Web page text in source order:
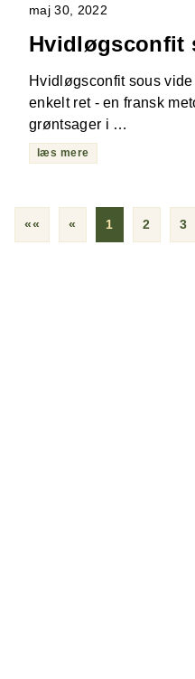
maj 30, 2022
Hvidløgsconfit
Hvidløgsconfit sous
enkelt ret - en fransk
grøntsager i …
læs mere
«« « 1 2 3